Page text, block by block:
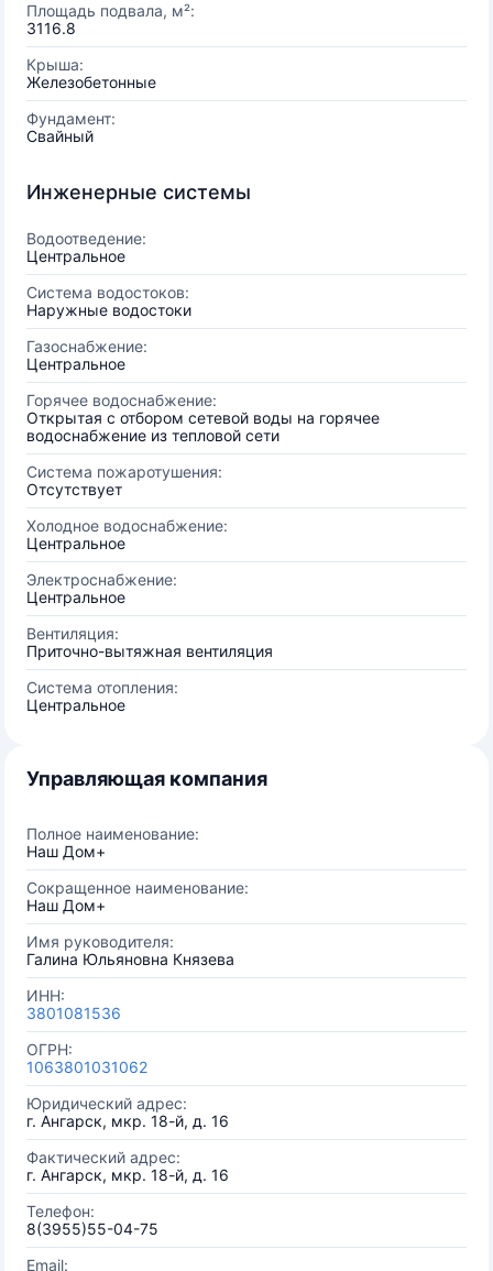
Площадь подвала, м²:
3116.8
Крыша:
Железобетонные
Фундамент:
Свайный
Инженерные системы
Водоотведение:
Центральное
Система водостоков:
Наружные водостоки
Газоснабжение:
Центральное
Горячее водоснабжение:
Открытая с отбором сетевой воды на горячее
водоснабжение из тепловой сети
Система пожаротушения:
Отсутствует
Холодное водоснабжение:
Центральное
Электроснабжение:
Центральное
Вентиляция:
Приточно-вытяжная вентиляция
Система отопления:
Центральное
Управляющая компания
Полное наименование:
Наш Дом+
Сокращенное наименование:
Наш Дом+
Имя руководителя:
Галина Юльяновна Князева
ИНН:
3801081536
ОГРН:
1063801031062
Юридический адрес:
г. Ангарск, мкр. 18-й, д. 16
Фактический адрес:
г. Ангарск, мкр. 18-й, д. 16
Телефон:
8(3955)55-04-75
Email: